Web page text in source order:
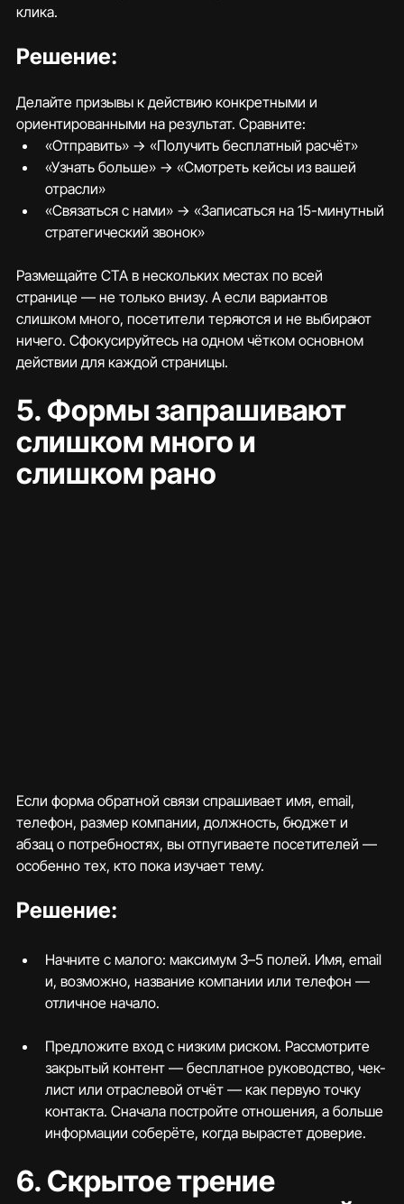
клика.
Решение:
Делайте призывы к действию конкретными и
ориентированными на результат. Сравните:
«Отправить» → «Получить бесплатный расчёт»
«Узнать больше» → «Смотреть кейсы из вашей
отрасли»
«Связаться с нами» → «Записаться на 15-минутный
стратегический звонок»
Размещайте CTA в нескольких местах по всей
странице — не только внизу. А если вариантов
слишком много, посетители теряются и не выбирают
ничего. Сфокусируйтесь на одном чётком основном
действии для каждой страницы.
5. Формы запрашивают
слишком много и
слишком рано
Если форма обратной связи спрашивает имя, email,
телефон, размер компании, должность, бюджет и
абзац о потребностях, вы отпугиваете посетителей —
особенно тех, кто пока изучает тему.
Решение:
Начните с малого: максимум 3–5 полей. Имя, email
и, возможно, название компании или телефон —
отличное начало.
Предложите вход с низким риском. Рассмотрите
закрытый контент — бесплатное руководство, чек-
лист или отраслевой отчёт — как первую точку
контакта. Сначала постройте отношения, а больше
информации соберёте, когда вырастет доверие.
6. Скрытое трение